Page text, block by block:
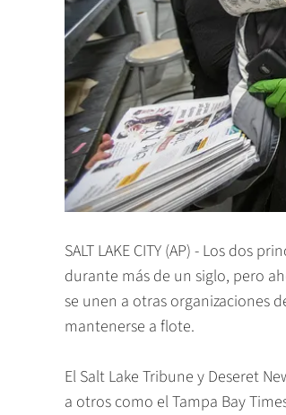
SALT LAKE CITY (AP) - Los dos
durante más de un siglo, pero
se unen a otras organizaciones
mantenerse a flote.
El Salt Lake Tribune y Deseret
a otros como el Tampa Bay